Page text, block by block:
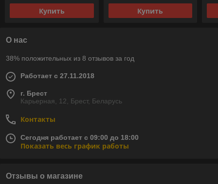
Купить Купить
О нас
38% положительных из 8 отзывов за год
Работает с 27.11.2018
г. Брест
Карьерная, 12, Брест, Беларусь
Контакты
Сегодня работает с 09:00 до 18:00
Показать весь график работы
Отзывы о магазине